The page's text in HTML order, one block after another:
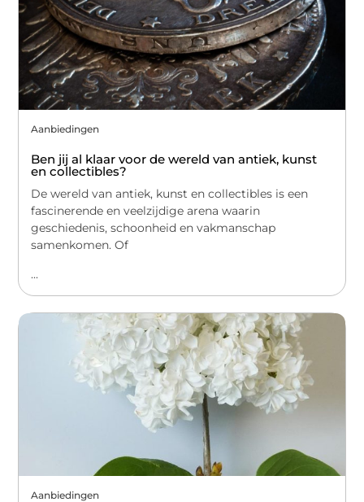
Aanbiedingen
Ben jij al klaar voor de wereld van antiek, kunst
en collectibles?
De wereld van antiek, kunst en collectibles is een
fascinerende en veelzijdige arena waarin
geschiedenis, schoonheid en vakmanschap
samenkomen. Of
...
Aanbiedingen